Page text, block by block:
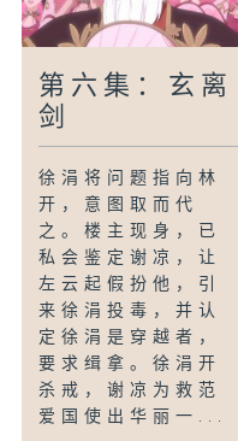
第六集：玄离
剑
徐涓将问题指向林
开，意图取而代
之。楼主现身，已
私会鉴定谢凉，让
左云起假扮他，引
来徐涓投毒，并认
定徐涓是穿越者，
要求缉拿。徐涓开
杀戒，谢凉为救范
爱国使出华丽一...